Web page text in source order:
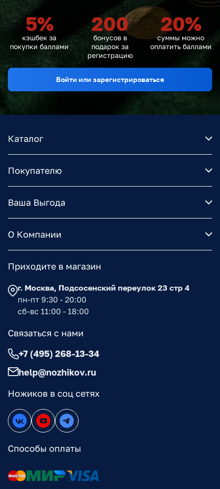
5%
кэшбек за
покупки баллами
200
бонусов в
подарок за
регистрацию
20%
суммы можно
оплатить баллами
Войти или зарегистрироваться
Каталог
Покупателю
Ваша Выгода
О Компании
Ножиков в соц сетях
Способы оплаты
Приходите в магазин
г. Москва, Подсосенский переулок 23 стр 4
пн-пт 9:30 - 20:00
сб-вс 11:00 - 18:00
Связаться с нами
+7 (495) 268-13-34
help@nozhikov.ru